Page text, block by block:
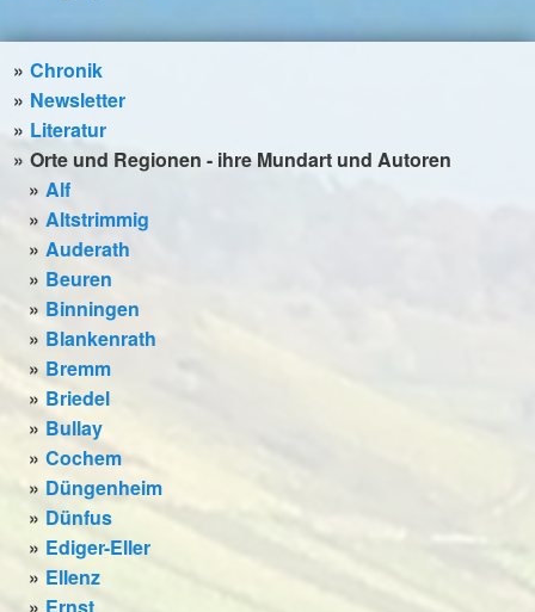
Chronik
Newsletter
Literatur
Orte und Regionen - ihre Mundart und Autoren
Alf
Altstrimmig
Auderath
Beuren
Binningen
Blankenrath
Bremm
Briedel
Bullay
Cochem
Düngenheim
Dünfus
Ediger-Eller
Ellenz